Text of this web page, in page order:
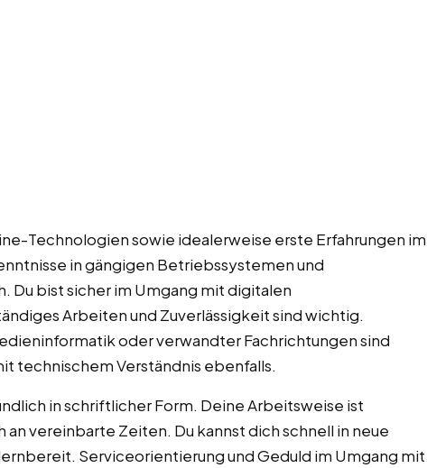
Technologien sowie idealerweise erste Erfahrungen im
in gängigen Betriebssystemen und
Du bist sicher im Umgang mit digitalen
Arbeiten und Zuverlässigkeit sind wichtig.
oder verwandter Fachrichtungen sind
technischem Verständnis ebenfalls.
in schriftlicher Form. Deine Arbeitsweise ist
vereinbarte Zeiten. Du kannst dich schnell in neue
Serviceorientierung und Geduld im Umgang mit